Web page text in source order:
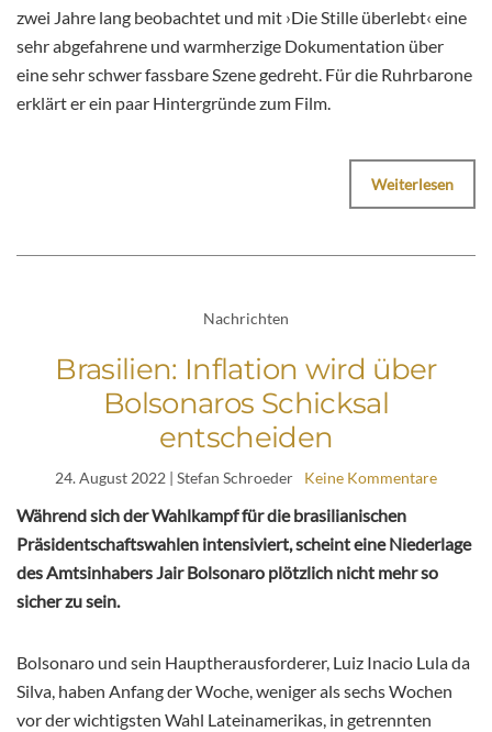
zwei Jahre lang beobachtet und mit ›Die Stille überlebt‹ eine
sehr abgefahrene und warmherzige Dokumentation über
eine sehr schwer fassbare Szene gedreht. Für die Ruhrbarone
erklärt er ein paar Hintergründe zum Film.
Weiterlesen
Nachrichten
Brasilien: Inflation wird über
Bolsonaros Schicksal
entscheiden
24. August 2022 | Stefan Schroeder Keine Kommentare
Während sich der Wahlkampf für die brasilianischen
Präsidentschaftswahlen intensiviert, scheint eine Niederlage
des Amtsinhabers Jair Bolsonaro plötzlich nicht mehr so
sicher zu sein.
Bolsonaro und sein Hauptherausforderer, Luiz Inacio Lula da
Silva, haben Anfang der Woche, weniger als sechs Wochen
vor der wichtigsten Wahl Lateinamerikas, in getrennten